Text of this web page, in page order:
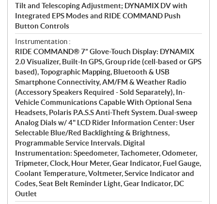
Tilt and Telescoping Adjustment; DYNAMIX DV with
Integrated EPS Modes and RIDE COMMAND Push
Button Controls
Instrumentation :
RIDE COMMAND® 7” Glove-Touch Display: DYNAMIX
2.0 Visualizer, Built-In GPS, Group ride (cell-based or GPS
based), Topographic Mapping, Bluetooth & USB
Smartphone Connectivity, AM/FM & Weather Radio
(Accessory Speakers Required - Sold Separately), In-
Vehicle Communications Capable With Optional Sena
Headsets, Polaris P.A.S.S Anti-Theft System. Dual-sweep
Analog Dials w/ 4" LCD Rider Information Center: User
Selectable Blue/Red Backlighting & Brightness,
Programmable Service Intervals. Digital
Instrumentation: Speedometer, Tachometer, Odometer,
Tripmeter, Clock, Hour Meter, Gear Indicator, Fuel Gauge,
Coolant Temperature, Voltmeter, Service Indicator and
Codes, Seat Belt Reminder Light, Gear Indicator, DC
Outlet